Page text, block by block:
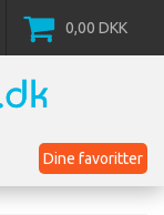
0,00 DKK
Dine favoritter